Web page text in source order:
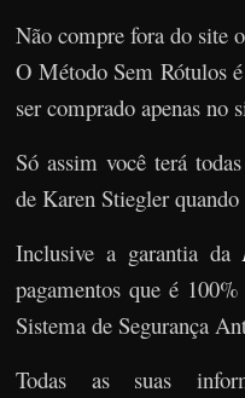
Não compre fora do site
O Método Sem Rótulos
ser comprado apenas no
Só assim você terá
de Karen Stiegler quando
Inclusive a garantia da
pagamentos que é
Sistema de Segurança
Todas as suas